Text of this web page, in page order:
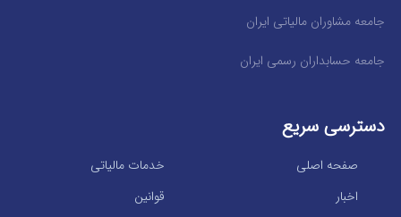
جامعه مشاوران مالیاتی ایران
جامعه حسابداران رسمی ایران
دسترسی سریع
خدمات مالیاتی
صفحه اصلی
قوانین
اخبار